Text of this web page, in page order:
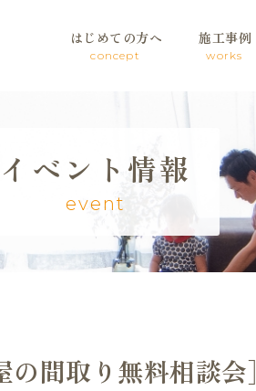
はじめての方へ
concept
施工事例
works
イベント情報
event
の間取り無料相談会］